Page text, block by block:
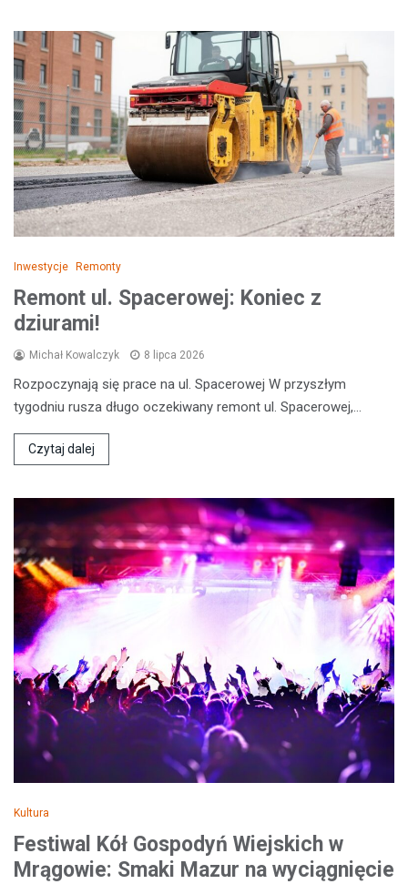
Inwestycje Remonty
Remont ul. Spacerowej: Koniec z
dziurami!
Michał Kowalczyk 8 lipca 2026
Rozpoczynają się prace na ul. Spacerowej W przyszłym
tygodniu rusza długo oczekiwany remont ul. Spacerowej,…
Czytaj dalej
Kultura
Festiwal Kół Gospodyń Wiejskich w
Mrągowie: Smaki Mazur na wyciągnięcie